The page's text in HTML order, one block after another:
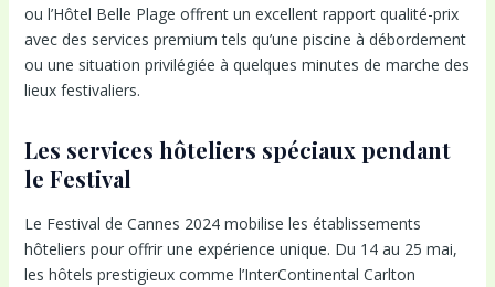
ou l’Hôtel Belle Plage offrent un excellent rapport qualité-prix
avec des services premium tels qu’une piscine à débordement
ou une situation privilégiée à quelques minutes de marche des
lieux festivaliers.
Les services hôteliers spéciaux pendant
le Festival
Le Festival de Cannes 2024 mobilise les établissements
hôteliers pour offrir une expérience unique. Du 14 au 25 mai,
les hôtels prestigieux comme l’InterContinental Carlton